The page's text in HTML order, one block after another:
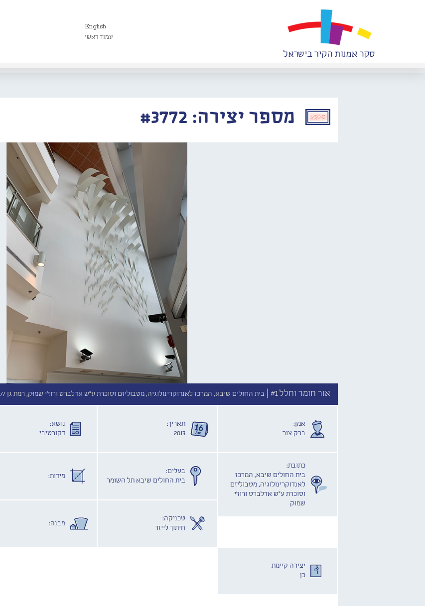
English
עמוד ראשי
מספר יצירה: #3772
אור חומר וחלל #1 | בית החולים שיבא, המרכז לאנדוקרינולוגיה, מטבוליזם וסוכרת ע"ש אדלברט ורוז'י שמוּק, רמת גן //
אמן:
ברק צור
תאריך:
2013
נושא:
דקורטיבי
כתובת:
בית החולים שיבא, המרכז
לאנדוקרינולוגיה, מטבוליזם
וסוכרת ע"ש אדלברט ורוז'י
שמוּק
בעלים:
בית החולים שיבא תל השומר
מידות:
טכניקה:
חיתוך לייזר
מבנה:
יצירה קיימת
כן